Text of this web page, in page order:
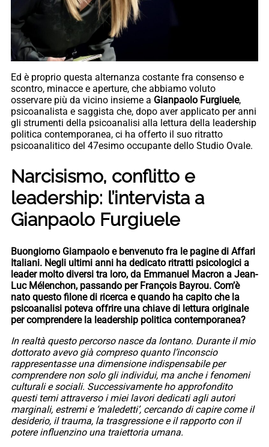
Ed è proprio questa alternanza costante fra consenso e
scontro, minacce e aperture, che abbiamo voluto
osservare più da vicino insieme a Gianpaolo Furgiuele,
psicoanalista e saggista che, dopo aver applicato per anni
gli strumenti della psicoanalisi alla lettura della leadership
politica contemporanea, ci ha offerto il suo ritratto
psicoanalitico del 47esimo occupante dello Studio Ovale.
Narcisismo, conflitto e
leadership: l’intervista a
Gianpaolo Furgiuele
Buongiorno Giampaolo e benvenuto fra le pagine di Affari
Italiani. Negli ultimi anni ha dedicato ritratti psicologici a
leader molto diversi tra loro, da Emmanuel Macron a Jean-
Luc Mélenchon, passando per François Bayrou. Com’è
nato questo filone di ricerca e quando ha capito che la
psicoanalisi poteva offrire una chiave di lettura originale
per comprendere la leadership politica contemporanea?
In realtà questo percorso nasce da lontano. Durante il mio
dottorato avevo già compreso quanto l’inconscio
rappresentasse una dimensione indispensabile per
comprendere non solo gli individui, ma anche i fenomeni
culturali e sociali. Successivamente ho approfondito
questi temi attraverso i miei lavori dedicati agli autori
marginali, estremi e ‘maledetti’, cercando di capire come il
desiderio, il trauma, la trasgressione e il rapporto con il
potere influenzino una traiettoria umana.